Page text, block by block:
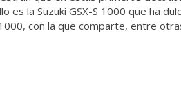
es la Suzuki GSX-S 1000 que ha
con la que comparte, entre